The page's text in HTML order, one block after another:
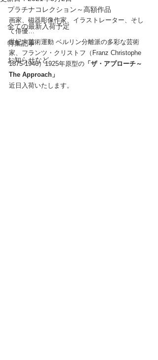
プラチナコレクション～高額作品
全ての最新入荷予定
特集記事
お知らせなど
画家、磁器彫像作家、イラストレーター、そし
て俳優…
世紀末芸術運動 ベルリン分離派の多彩な芸術
家、 フランツ・クリストフ（Franz Christophe
1875-1946）1925年原型の 「ザ・アプローチ～
The Approach」
近日入荷いたします。